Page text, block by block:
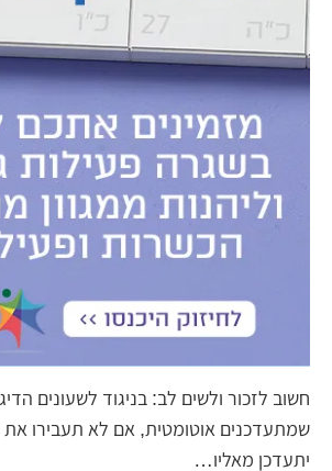
חשוב לזכור ולשים לב: בניגוד לשעונים
שמתעדכנים אוטומטית, אם לא תעבירו
יתעדכן מאליו…